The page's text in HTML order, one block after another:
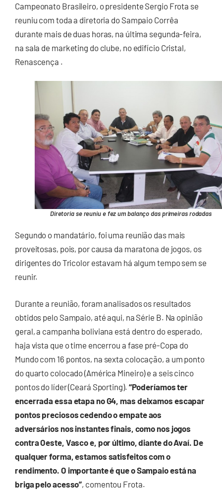
Campeonato Brasileiro, o presidente Sergio Frota se
reuniu com toda a diretoria do Sampaio Corrêa
durante mais de duas horas, na última segunda-feira,
na sala de marketing do clube, no edifício Cristal,
Renascença .
Diretoria se reuniu e fez um balanço das primeiras rodadas
Segundo o mandatário, foi uma reunião das mais
proveitosas, pois, por causa da maratona de jogos, os
dirigentes do Tricolor estavam há algum tempo sem se
reunir.
Durante a reunião, foram analisados os resultados
obtidos pelo Sampaio, até aqui, na Série B. Na opinião
geral, a campanha boliviana está dentro do esperado,
haja vista que o time encerrou a fase pré-Copa do
Mundo com 16 pontos, na sexta colocação, a um ponto
do quarto colocado (América Mineiro) e a seis cinco
pontos do líder (Ceará Sporting). “Poderíamos ter
encerrada essa etapa no G4, mas deixamos escapar
pontos preciosos cedendo o empate aos
adversários nos instantes finais, como nos jogos
contra Oeste, Vasco e, por último, diante do Avaí. De
qualquer forma, estamos satisfeitos com o
rendimento. O importante é que o Sampaio está na
briga pelo acesso”, comentou Frota.